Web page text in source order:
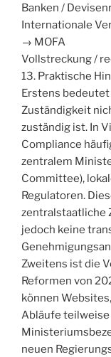
Banken /
Internationale
→ MOFA
Vollstreckung /
13. Praktische
Erstens
Zuständigkeit
zuständig ist. In
Compliance
zentralem
Committee),
Regulatoren.
zentralstaatliche
jedoch keine
Zweitens ist die
Reformen von
können
Abläufe
neuen